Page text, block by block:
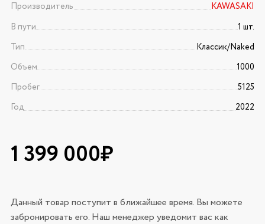
Производитель
KAWASAKI
В пути
1 шт.
Тип
Классик/Naked
Объем
1000
Пробег
5125
Год
2022
1 399 000₽
Данный товар поступит в ближайшее время. Вы можете
забронировать его. Наш менеджер уведомит вас как